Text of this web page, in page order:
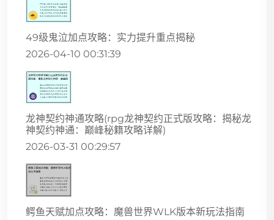
49级鬼泣加点攻略：实力提升重点揭秘
2026-04-10 00:31:39
龙神契约神通攻略(rpg龙神契约正式版攻略：揭秘龙
神契约神通：巅峰秘籍攻略详解)
2026-03-31 00:29:57
鳄鱼天赋加点攻略：魔兽世界WLK版本新玩法指南